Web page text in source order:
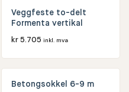
Veggfeste to-delt
Formenta vertikal
kr5.705 inkl. mva
Betongsokkel 6-9 m